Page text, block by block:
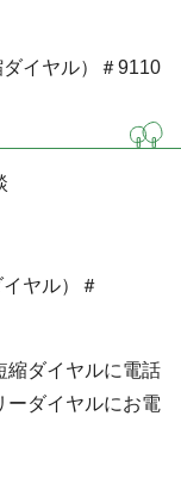
イヤル）＃9110
ヤル）＃
ダイヤルに電話
ーダイヤルにお電